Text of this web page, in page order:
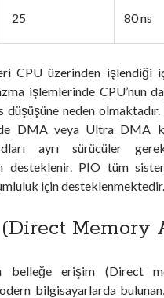
25 80 ns
CPU üzerinden işlendiği
işlemlerinde CPU’nun
düşüşüne neden
DMA veya Ultra DMA
ayrı sürücüler
desteklenir. PIO tüm
için desteklenmektedir.
Memory
belleğe erişim (Direct
bilgisayarlarda